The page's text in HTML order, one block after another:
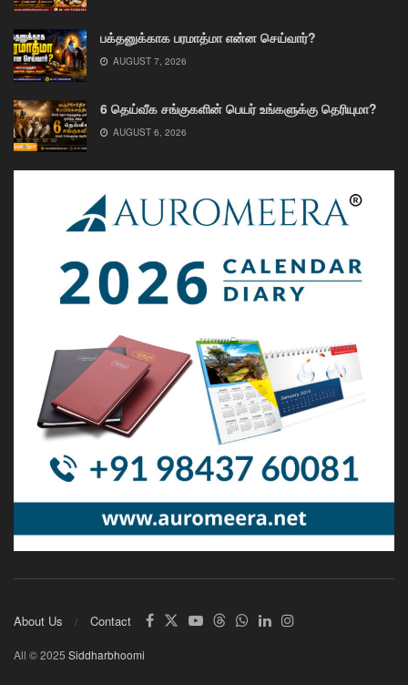
பக்தனுக்காக பரமாத்மா என்ன செய்வார்?
AUGUST 7, 2026
6 தெய்வீக சங்குகளின் பெயர் உங்களுக்கு தெரியுமா?
AUGUST 6, 2026
About Us Contact
All © 2025 Siddharbhoomi